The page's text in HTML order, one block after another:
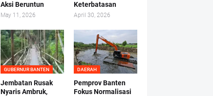
Aksi Beruntun
May 11, 2026
Keterbatasan
April 30, 2026
GUBERNUR BANTEN
Jembatan Rusak
Nyaris Ambruk,
DAERAH
Pemprov Banten
Fokus Normalisasi